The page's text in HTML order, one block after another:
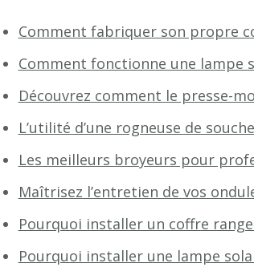
Comment fabriquer son propre
Comment fonctionne une lampe
Découvrez comment le presse-
L’utilité d’une rogneuse de
Les meilleurs broyeurs pour
Maîtrisez l’entretien de vos
Pourquoi installer un coffre
Pourquoi installer une lampe